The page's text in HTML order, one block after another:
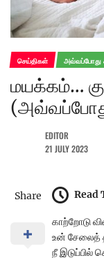
செய்திகள் அவ்வப்போது
மயக்கம்…
EDITOR
21 JULY 2023
Share Read
காற்றோடு
உன் சேலைத்
நீ இடுப்பில்